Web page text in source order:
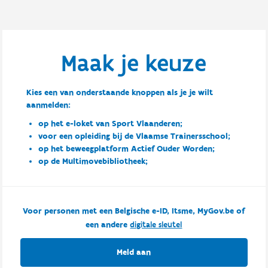
Maak je keuze
Kies een van onderstaande knoppen als je je wilt
aanmelden:
op het e-loket van Sport Vlaanderen;
voor een opleiding bij de Vlaamse Trainersschool;
op het beweegplatform Actief Ouder Worden;
op de Multimovebibliotheek;
Voor personen met een Belgische e-ID, Itsme, MyGov.be of
een anderedigitale sleutel
Meld aan